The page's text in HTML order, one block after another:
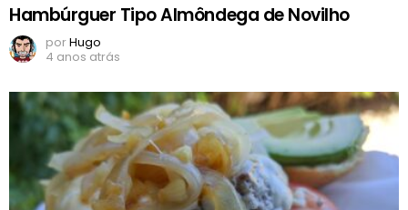
Hambúrguer Tipo Almôndega de Novilho
porHugo
4 anos atrás